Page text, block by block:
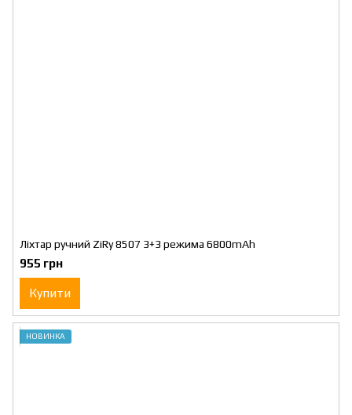
Ліхтар ручний ZiRy 8507 3+3 режима 6800mAh
955 грн
Купити
НОВИНКА